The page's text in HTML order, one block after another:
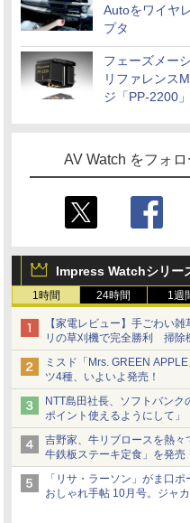
Autoをワイヤ
プタ
フェーズメー
リファレンス
ジ「PP-2200
AV Watch をフォロ
Impress Watchシリー
1時間 24時間 1週
【家電レビュー】手ごわい
リの草刈機で完全勝利 掃除
ミスド「Mrs. GREEN
ツ4種、いよいよ発売！
NTT島田社長、ソフトバンク
ポイント使えるようにして」
吉野家、牛リブロースを熱々
牛鉄板ステーキ定食」を発売
「リサ・ラーソン」がま口
おしゃれ手帖 10月号。ジャ